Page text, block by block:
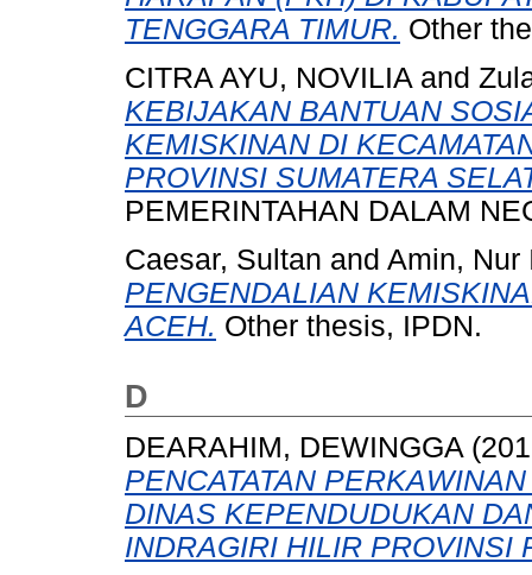
TENGGARA TIMUR. Other
CITRA AYU, NOVILIA and
KEBIJAKAN BANTUAN
KEMISKINAN DI
PROVINSI SUMATERA
PEMERINTAHAN DALAM
Caesar, Sultan and Amin, Nur
PENGENDALIAN
ACEH. Other thesis, IPDN.
D
DEARAHIM, DEWINGGA
PENCATATAN
DINAS KEPENDUDUKAN
INDRAGIRI HILIR PROVINSI